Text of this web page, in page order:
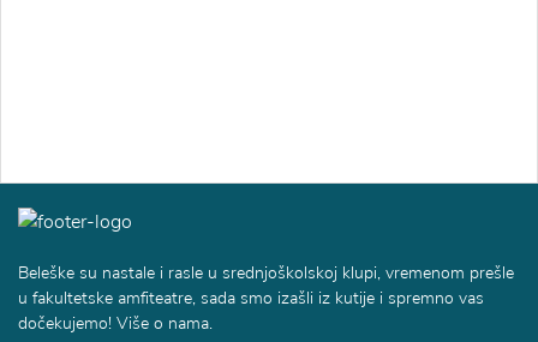
Beleške su nastale i rasle u srednjoškolskoj klupi, vremenom prešle
u fakultetske amfiteatre, sada smo izašli iz kutije i spremno vas
dočekujemo! Više o nama.